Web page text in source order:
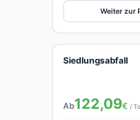
Weiter zur
Siedlungsabfall
Ab122,09€ /